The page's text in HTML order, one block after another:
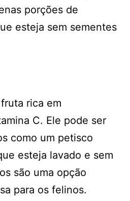
porções de
esteja sem sementes
rica em
C. Ele pode ser
como um petisco
esteja lavado e sem
são uma opção
para os felinos.